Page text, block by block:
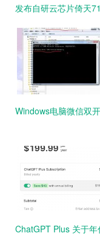
发布自研云芯片倚天
Windows电脑微信双
ChatGPT Plus 关于年